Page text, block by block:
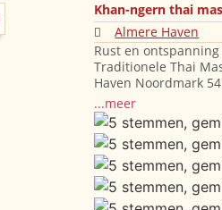
Khan-ngern thai
Almere Haven
Rust en
Traditionele Thai
Haven Noordmark 54
...meer